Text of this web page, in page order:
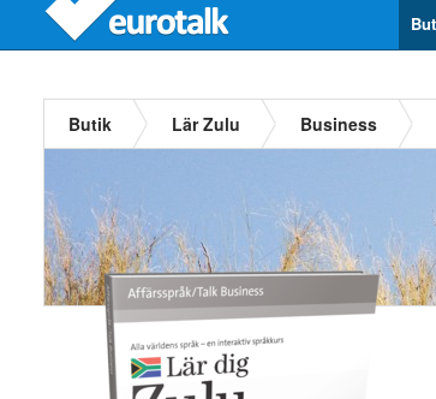
Butik Lär Zulu Business